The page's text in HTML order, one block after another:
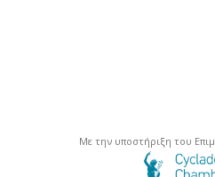
Με την υποστήριξη του